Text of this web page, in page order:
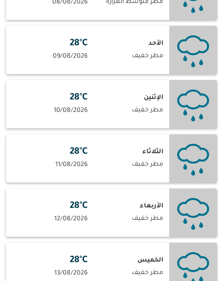
مطر متوسط الغزارة 08/08/2026
الأحد
مطر خفيف
28°C
09/08/2026
الإثنين
مطر خفيف
28°C
10/08/2026
الثلاثاء
مطر خفيف
28°C
11/08/2026
الأربعاء
مطر خفيف
28°C
12/08/2026
الخميس
مطر خفيف
28°C
13/08/2026